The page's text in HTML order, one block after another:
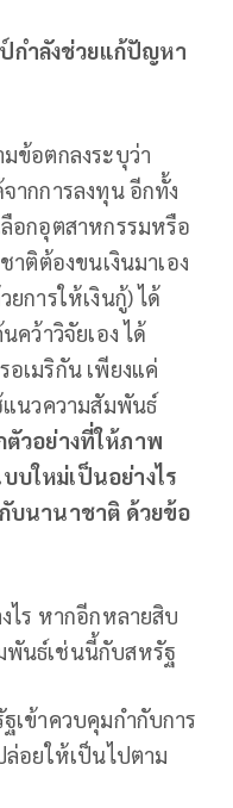
กำลังช่วยแก้ปัญหา
ข้อตกลงระบุว่า
ากการลงทุน อีกทั้ง
อกอุตสาหกรรมหรือ
าติต้องขนเงินมาเอง
การให้เงินกู้) ได้
คว้าวิจัยเอง ได้
เมริกัน เพียงแค่
นวความสัมพันธ์
วอย่างที่ให้ภาพ
ใหม่เป็นอย่างไร
บนานาชาติ ด้วยข้อ
ไร หากอีกหลายสิบ
พันธ์เช่นนี้กับสหรัฐ
เข้าควบคุมกำกับการ
ล่อยให้เป็นไปตาม